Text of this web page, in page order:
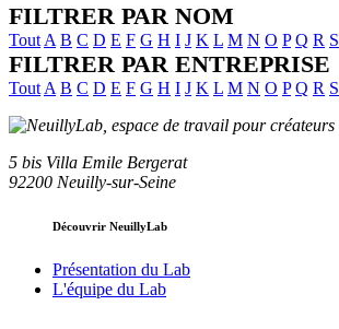
FILTRER PAR NOM
Tout A B C D E F G H I J K L M N O P Q R S
FILTRER PAR ENTREPRISE
Tout A B C D E F G H I J K L M N O P Q R S
5 bis Villa Emile Bergerat
92200 Neuilly-sur-Seine
Découvrir NeuillyLab
Présentation du Lab
L'équipe du Lab